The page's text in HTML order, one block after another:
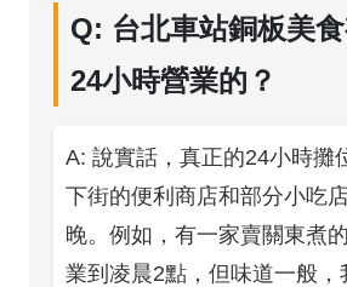
Q: 台北車站銅板美
24小時營業的？
A: 說實話，真正的24小時攤
下街的便利商店和部分小吃
晚。例如，有一家賣關東煮
業到凌晨2點，但味道一般，